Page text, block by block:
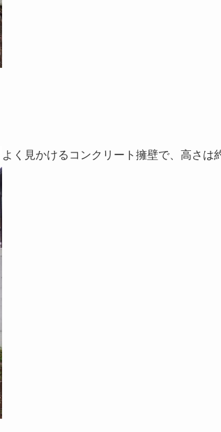
よく見かけるコンクリート擁壁で、高さは